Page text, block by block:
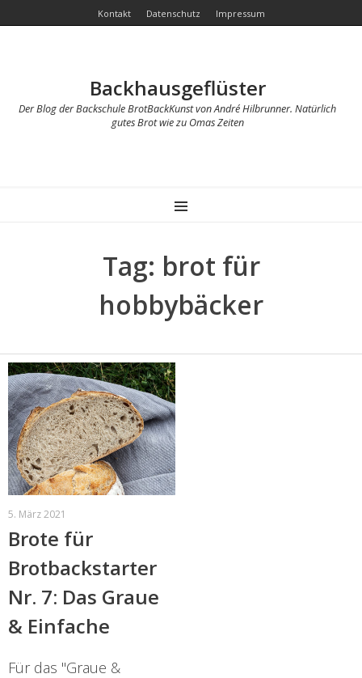
Kontakt Datenschutz Impressum
Backhausgeflüster
Der Blog der Backschule BrotBackKunst von André Hilbrunner. Natürlich
gutes Brot wie zu Omas Zeiten
MENU
Tag: brot für
hobbybäcker
5. März 2021
Brote für
Brotbackstarter
Nr. 7: Das Graue
& Einfache
Für das "Graue &